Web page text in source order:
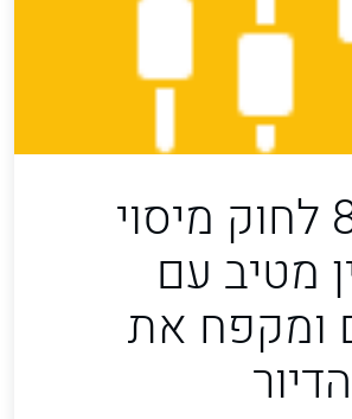
תיקון 85 לחוק מיסוי
מטיב עם
ומקפח את